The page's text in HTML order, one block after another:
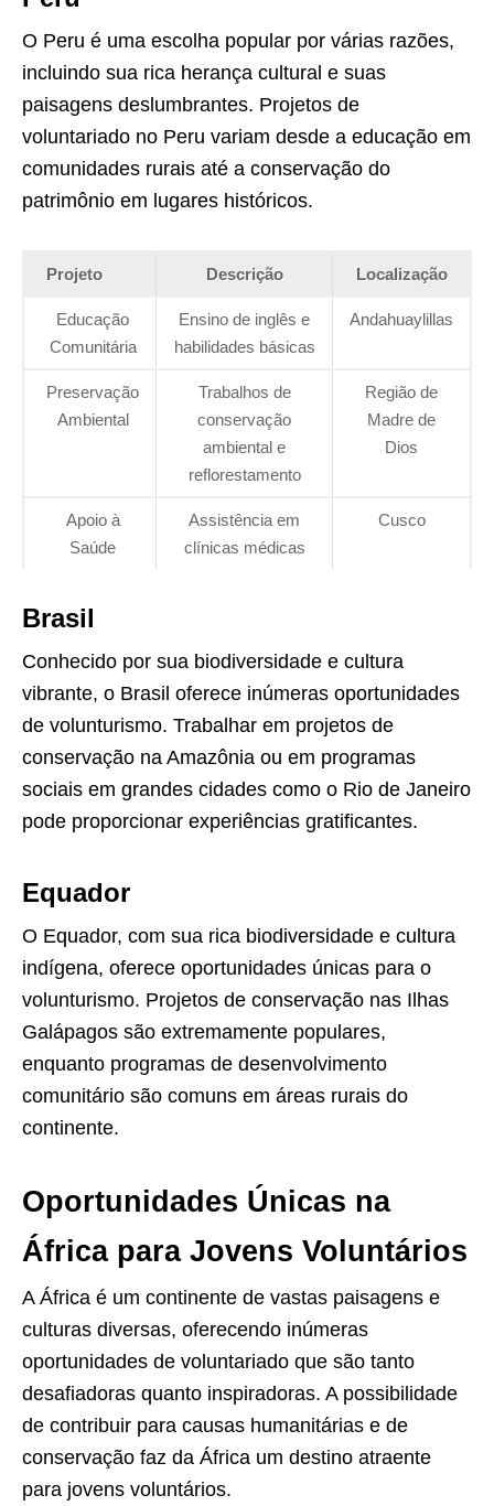
O Peru é uma escolha popular por várias razões,
incluindo sua rica herança cultural e suas
paisagens deslumbrantes. Projetos de
voluntariado no Peru variam desde a educação em
comunidades rurais até a conservação do
patrimônio em lugares históricos.
Projeto Descrição Localização
Educação
Comunitária
Ensino de inglês e
habilidades básicas
Andahuaylillas
Preservação
Ambiental
Trabalhos de
conservação
ambiental e
reflorestamento
Região de
Madre de
Dios
Apoio à
Saúde
Assistência em
clínicas médicas
Cusco
Brasil
Conhecido por sua biodiversidade e cultura
vibrante, o Brasil oferece inúmeras oportunidades
de volunturismo. Trabalhar em projetos de
conservação na Amazônia ou em programas
sociais em grandes cidades como o Rio de Janeiro
pode proporcionar experiências gratificantes.
Equador
O Equador, com sua rica biodiversidade e cultura
indígena, oferece oportunidades únicas para o
volunturismo. Projetos de conservação nas Ilhas
Galápagos são extremamente populares,
enquanto programas de desenvolvimento
comunitário são comuns em áreas rurais do
continente.
Oportunidades Únicas na
África para Jovens Voluntários
A África é um continente de vastas paisagens e
culturas diversas, oferecendo inúmeras
oportunidades de voluntariado que são tanto
desafiadoras quanto inspiradoras. A possibilidade
de contribuir para causas humanitárias e de
conservação faz da África um destino atraente
para jovens voluntários.